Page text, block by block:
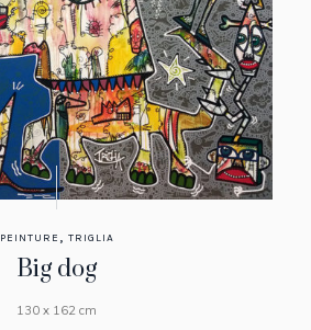
PEINTURE ,TRIGLIA
Big dog
130 x 162 cm